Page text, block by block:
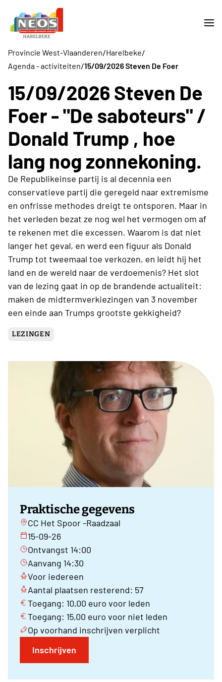
Provincie West-Vlaanderen/Harelbeke/
Agenda - activiteiten/15/09/2026 Steven De Foer
15/09/2026 Steven De
Foer - "De saboteurs" /
Donald Trump , hoe
lang nog zonnekoning.
De Republikeinse partij is al decennia een
conservatieve partij die geregeld naar extremisme
en onfrisse methodes dreigt te ontsporen. Maar in
het verleden bezat ze nog wel het vermogen om af
te rekenen met die excessen. Waarom is dat niet
langer het geval, en werd een figuur als Donald
Trump tot tweemaal toe verkozen, en leidt hij het
land en de wereld naar de verdoemenis? Het slot
van de lezing gaat in op de brandende actualiteit:
maken de midtermverkiezingen van 3 november
een einde aan Trumps grootste gekkigheid?
LEZINGEN
Praktische gegevens
CC Het Spoor -Raadzaal
15-09-26
Ontvangst 14:00
Aanvang 14:30
Voor iedereen
Aantal plaatsen resterend: 57
Toegang: 10,00 euro voor leden
Toegang: 15,00 euro voor niet leden
Op voorhand inschrijven verplicht
Inschrijven